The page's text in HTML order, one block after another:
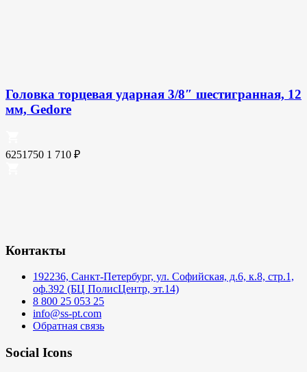
Головка торцевая ударная 3/8″ шестигранная, 12
мм, Gedore
6251750 1 710 ₽
Контакты
192236, Санкт-Петербург, ул. Софийская, д.6, к.8, стр.1,
оф.392 (БЦ ПолисЦентр, эт.14)
8 800 25 053 25
info@ss-pt.com
Обратная связь
Social Icons